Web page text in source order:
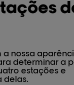
nossa
determinar a
estações e
delas.